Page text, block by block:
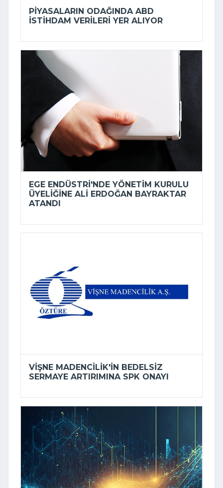
PIYASALARIN ODAĞINDA ABD
ISTIHDAM VERILERI YER ALIYOR
EGE ENDÜSTRI'NDE YÖNETIM KURULU
ÜYELIĞINE ALI ERDOĞAN BAYRAKTAR
ATANDI
VIŞNE MADENCILIK'IN BEDELSIZ
SERMAYE ARTIRIMINA SPK ONAYI